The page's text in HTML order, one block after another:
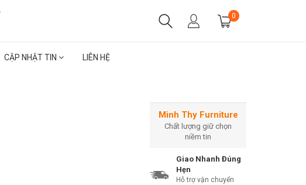
0
CẬP NHẬT TIN LIÊN HỆ
Minh Thy Furniture
Chất lượng giữ chọn
niềm tin
Giao Nhanh Đúng
Hẹn
Hỗ trợ vận chuyển